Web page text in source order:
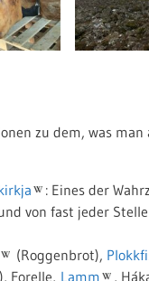
zu dem, was man
: Eines der
von fast jeder
(Roggenbrot),
Forelle, Lamm
,